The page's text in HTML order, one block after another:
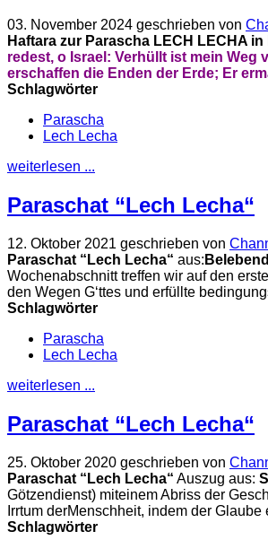
03. November 2024 geschrieben von
Haftara zur Parascha LECH LECHA in
redest, o Israel: Verhüllt ist mein Weg
erschaffen die Enden der Erde; Er
Schlagwörter
Parascha
Lech Lecha
weiterlesen ...
Paraschat “Lech Lecha“
12. Oktober 2021 geschrieben von
Paraschat “Lech Lecha“ aus:
Wochenabschnitt treffen wir auf den
den Wegen G‘ttes und erfüllte
Schlagwörter
Parascha
Lech Lecha
weiterlesen ...
Paraschat “Lech Lecha“
25. Oktober 2020 geschrieben von
Paraschat “Lech Lecha“ Auszug aus:
Götzendienst) miteinem Abriss der
Irrtum derMenschheit, indem der
Schlagwörter